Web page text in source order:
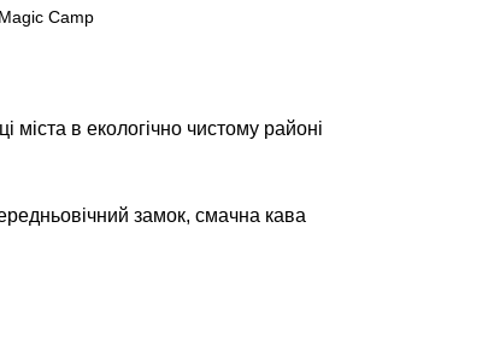
міста в екологічно чистому районі
замок, смачна кава